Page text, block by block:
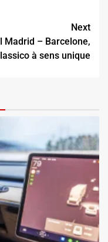
Next
Madrid – Barcelone,
à sens unique